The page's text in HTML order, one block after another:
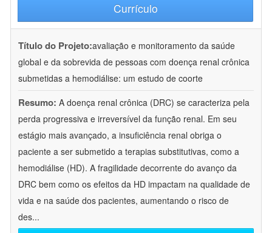
Currículo
Título do Projeto:avaliação e monitoramento da saúde
global e da sobrevida de pessoas com doença renal crônica
submetidas a hemodiálise: um estudo de coorte
Resumo: A doença renal crônica (DRC) se caracteriza pela
perda progressiva e irreversível da função renal. Em seu
estágio mais avançado, a insuficiência renal obriga o
paciente a ser submetido a terapias substitutivas, como a
hemodiálise (HD). A fragilidade decorrente do avanço da
DRC bem como os efeitos da HD impactam na qualidade de
vida e na saúde dos pacientes, aumentando o risco de
des...